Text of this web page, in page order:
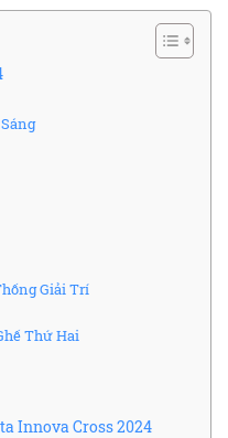
Giải Trí
Thứ Hai
Innova Cross 2024